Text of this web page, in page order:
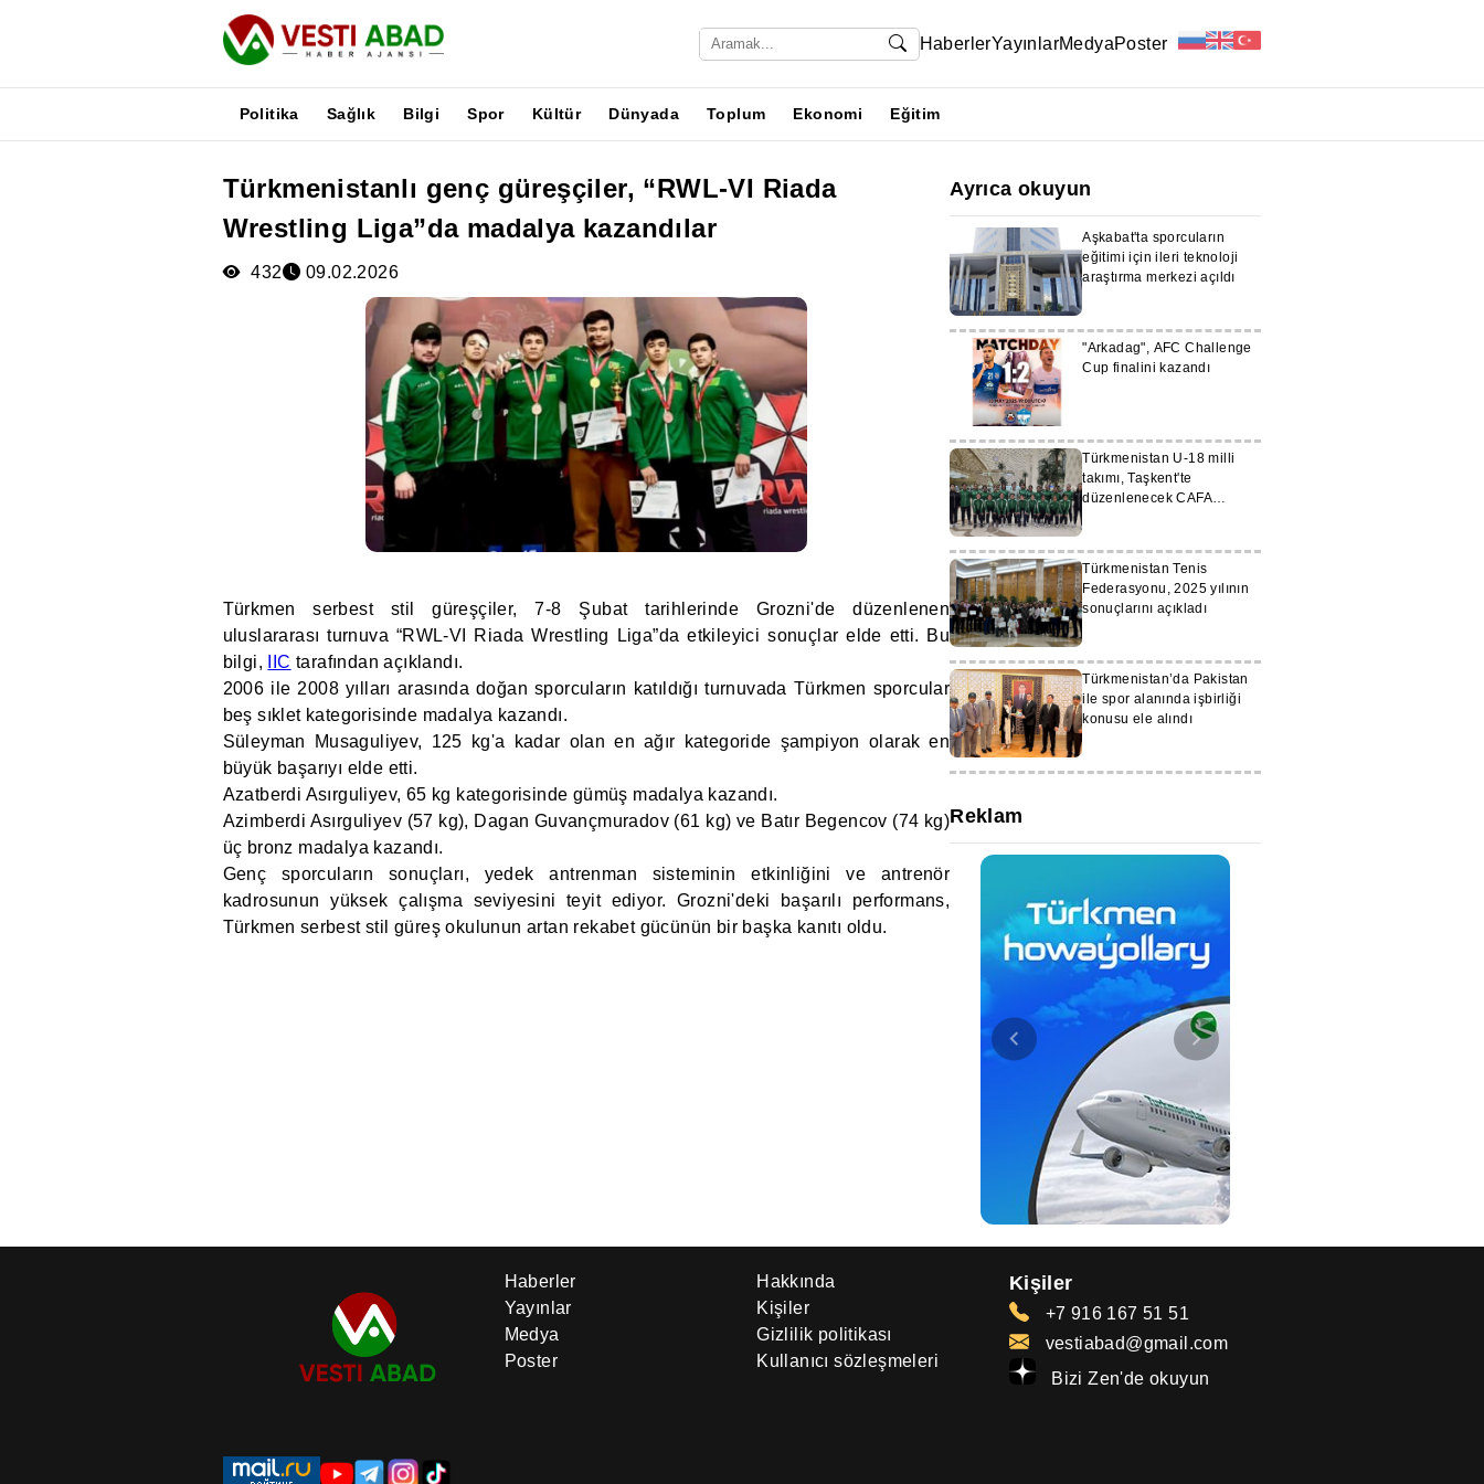
HaberlerYayınlarMedyaPoster
Politika Sağlık Bilgi Spor Kültür Dünyada Toplum Ekonomi Eğitim
Türkmenistanlı genç güreşçiler, “RWL-VI Riada
Wrestling Liga”da madalya kazandılar
432 09.02.2026
Türkmen serbest stil güreşçiler, 7-8 Şubat tarihlerinde Grozni'de düzenlenen
uluslararası turnuva “RWL-VI Riada Wrestling Liga”da etkileyici sonuçlar elde etti. Bu
bilgi,
IIC tarafından açıklandı.
2006 ile 2008 yılları arasında doğan sporcuların katıldığı turnuvada Türkmen sporcular
beş sıklet kategorisinde madalya kazandı.
Süleyman Musaguliyev, 125 kg'a kadar olan en ağır kategoride şampiyon olarak en
büyük başarıyı elde etti.
Azatberdi Asırguliyev, 65 kg kategorisinde gümüş madalya kazandı.
Azimberdi Asırguliyev (57 kg), Dagan Guvançmuradov (61 kg) ve Batır Begencov (74 kg)
üç bronz madalya kazandı.
Genç sporcuların sonuçları, yedek antrenman sisteminin etkinliğini ve antrenör
kadrosunun yüksek çalışma seviyesini teyit ediyor. Grozni'deki başarılı performans,
Türkmen serbest stil güreş okulunun artan rekabet gücünün bir başka kanıtı oldu.
Ayrıca okuyun
Aşkabat'ta sporcuların
eğitimi için ileri teknoloji
araştırma merkezi açıldı
"Arkadag", AFC Challenge
Cup finalini kazandı
Türkmenistan U-18 milli
takımı, Taşkent'te
düzenlenecek CAFA
Türkmenistan Tenis
Federasyonu, 2025 yılının
sonuçlarını açıkladı
Türkmenistan’da Pakistan
ile spor alanında işbirliği
konusu ele alındı
Reklam
Haberler
Yayınlar
Medya
Poster
Hakkında
Kişiler
Gizlilik politikası
Kullanıcı sözleşmeleri
Kişiler
+7 916 167 51 51
vestiabad@gmail.com
Bizi Zen'de okuyun